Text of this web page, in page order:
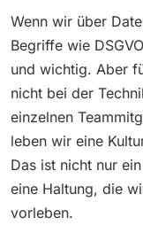
Wenn wir über
Begriffe wie
und wichtig. Aber
nicht bei der
einzelnen
leben wir eine
Das ist nicht nur
eine Haltung, die
vorleben.